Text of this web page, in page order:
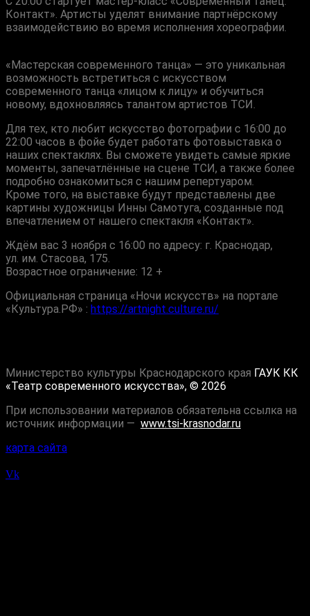
Контакт». Артисты уделят внимание партнёрскому
взаимодействию во время исполнения хореографии.
«Мастерская современного танца» — это уникальная
возможность встретиться с искусством
современного танца «лицом к лицу» и обучиться
новому, вдохновляясь талантом артистов ТСИ.
Для тех, кто любит искусство фотографии с 16:00 до
22:00 часов в фойе будет работать фотовыставка о
наших спектаклях. Вы сможете увидеть самые яркие
моменты, запечатлённые на сцене ТСИ, а также более
подробно ознакомиться с нашим репертуаром.
Кроме того, на выставке будут представлены две
картины художницы Инны Самотуга, созданные под
впечатлением от нашего спектакля «Контакт».
Ждём вас 3 ноября с 16:00 по адресу: г. Краснодар,
ул. им. Стасова, 175.
Возрастное ограничение: 12 +
Официальная страница «Ночи искусств» на портале
«Культура.РФ» : https://artnight.culture.ru/
Министерство культуры Краснодарского края ГАУК КК
«Театр современного искусства», © 2026
При использовании материалов обязательна ссылка на
источник информации — www.tsi-krasnodar.ru
карта сайта
Vk